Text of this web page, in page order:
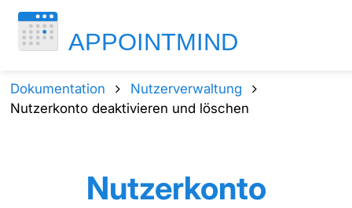
Dokumentation
Nutzerverwaltung
Nutzerkonto deaktivieren und löschen
Nutzerkonto